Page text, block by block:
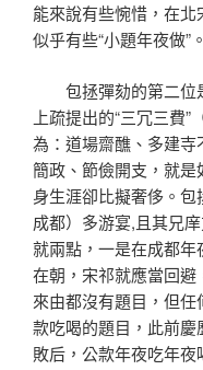
能來說有些惋惜，在
似乎有些“小題年夜做”。
包拯彈劾的第二位
上疏提出的“三冗三費
為：道場齋醮、多建
簡政、節儉開支，就
身生涯卻比擬奢侈。包
成都）多游宴,且其兄
就兩點，一是在成都
在朝，宋祁就應當回
來由都沒有題目，但
款吃喝的題目，此前慶
敗后，公款年夜吃年